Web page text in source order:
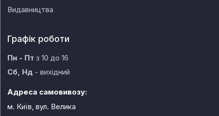
Видавництва
Графік роботи
Пн - Пт з 10 до 16
Сб, Нд - вихідний
Адреса самовивозу:
м. Київ, вул. Велика